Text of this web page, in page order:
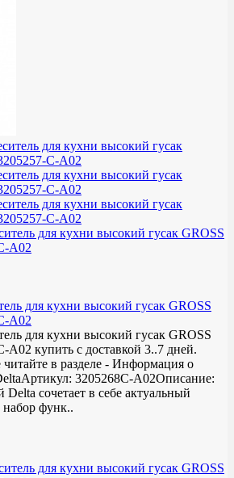
для кухни высокий гусак GROSS
A02
для кухни высокий гусак GROSS
A02 купить с доставкой 3..7 дней.
читайте в разделе - Информация о
3205268С-A02Описание:
Delta сочетает в себе актуальный
функ..